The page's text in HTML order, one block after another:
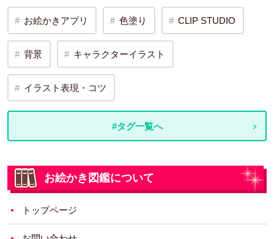
お絵かきアプリ 色塗り CLIP STUDIO
背景 キャラクターイラスト
イラスト表現・コツ
#タグ一覧へ
お絵かき図鑑について
トップページ